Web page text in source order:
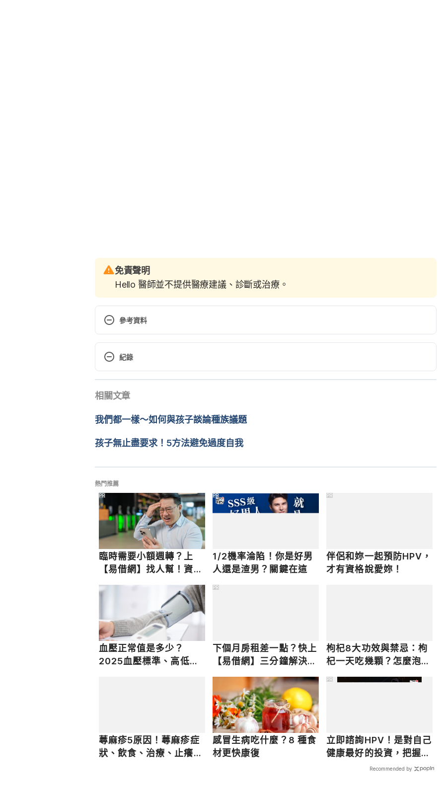
免責聲明
Hello 醫師並不提供醫療建議、診斷或治療。
參考資料
10 money lessons to teach your kids before they turn
10.
http://www.parents.com/kids/responsibility/money-management/lessons-teach-kids-
about-money/?slideId=37242
to-teach-your-kids-about-money
紀錄
2021/03/25
文： Chuck Huang
醫學審稿： 賴建翰醫師
由 周士閔 更新
相關文章
我們都一樣～如何與孩子談論種族議題
孩子無止盡要求！5方法避免過度自我
熱門推薦
臨時需要小額週轉？上
【易借網】找人幫！資金
快速到位
PR
1/2機率淪陷！你是好男
人還是渣男？關鍵在這
PR
伴侶和妳一起預防HPV，
才有資格說愛妳！
PR
血壓正常值是多少？
2025血壓標準、高低血
下個月房租差一點？快上
【易借網】三分鐘解決燃
眉之急
PR
枸杞8大功效與禁忌：枸
杞一天吃幾顆？怎麼泡？
副作用一次看
蕁麻疹5原因！蕁麻疹症
狀、飲食、治療、止癢緊
感冒生病吃什麼？8 種食
材更快康復
立即諮詢HPV！是對自己
健康最好的投資，把握現
在不嫌晚！
PR
Recommended by